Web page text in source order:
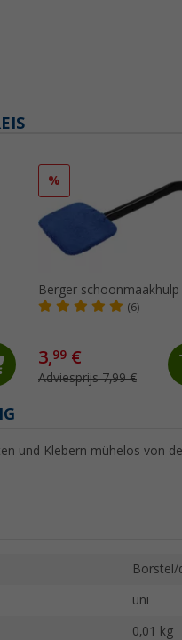
%
Berger schoonmaakhulp
(6)
3,99 €
Adviesprijs 7,99 €
und Klebern mühelos von
Borstel/
uni
0,01 kg